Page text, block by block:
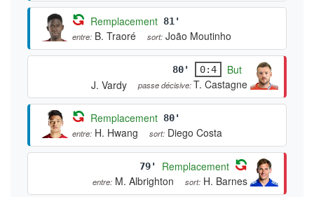
Remplacement 81'
entre: B. Traoré sort: João Moutinho
80' 0:4
But
J. Vardy
passe décisive:T. Castagne
Remplacement 80'
entre: H. Hwang sort: Diego Costa
79' Remplacement
entre: M. Albrighton sort: H. Barnes